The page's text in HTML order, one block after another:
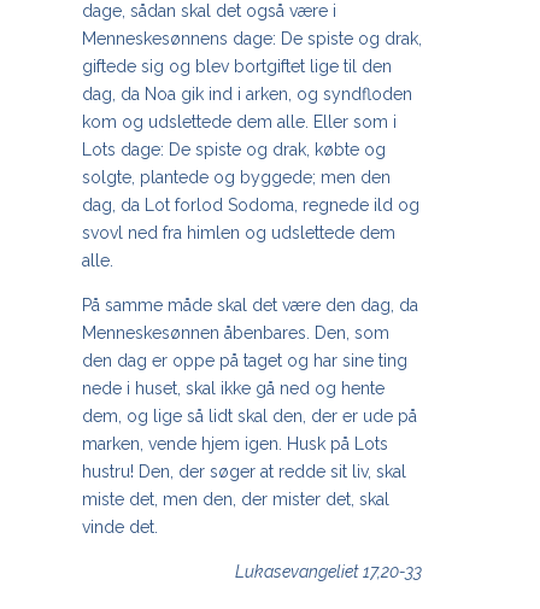
dage, sådan skal det også være i
Menneskesønnens dage: De spiste og drak,
giftede sig og blev bortgiftet lige til den
dag, da Noa gik ind i arken, og syndfloden
kom og udslettede dem alle. Eller som i
Lots dage: De spiste og drak, købte og
solgte, plantede og byggede; men den
dag, da Lot forlod Sodoma, regnede ild og
svovl ned fra himlen og udslettede dem
alle.
På samme måde skal det være den dag, da
Menneskesønnen åbenbares. Den, som
den dag er oppe på taget og har sine ting
nede i huset, skal ikke gå ned og hente
dem, og lige så lidt skal den, der er ude på
marken, vende hjem igen. Husk på Lots
hustru! Den, der søger at redde sit liv, skal
miste det, men den, der mister det, skal
vinde det.
Lukasevangeliet 17,20-33